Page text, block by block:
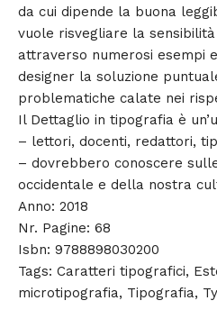
da cui dipende la buona
vuole risvegliare la
attraverso numerosi esempi
designer la soluzione
problematiche calate nei
Il Dettaglio in tipografia è
– lettori, docenti, redattori,
– dovrebbero conoscere
occidentale e della nostra
Anno: 2018
Nr. Pagine: 68
Isbn: 9788898030200
Tags: Caratteri tipografici,
microtipografia, Tipografia,